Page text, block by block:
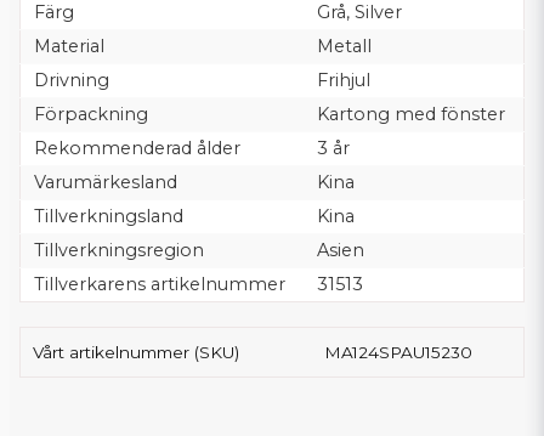
Färg
Grå, Silver
Material
Metall
Drivning
Frihjul
Förpackning
Kartong med fönster
Rekommenderad ålder
3 år
Varumärkesland
Kina
Tillverkningsland
Kina
Tillverkningsregion
Asien
Tillverkarens artikelnummer
31513
Vårt artikelnummer (SKU) MA124SPAU15230